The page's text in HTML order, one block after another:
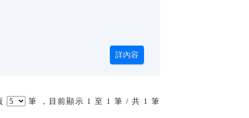
筆 ，目前顯示 1 至 1 筆 / 共 1 筆